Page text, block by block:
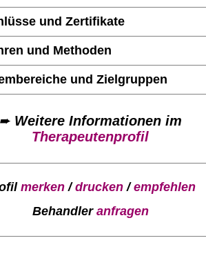
und Zertifikate
und Methoden
und Zielgruppen
➨ Weitere Informationen im
Therapeutenprofil
merken/drucken/empfehlen
Behandler anfragen